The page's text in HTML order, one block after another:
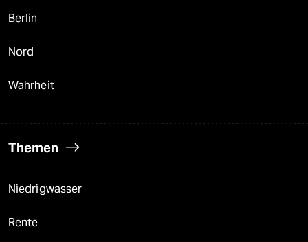
Berlin
Nord
Wahrheit
Themen
Niedrigwasser
Rente